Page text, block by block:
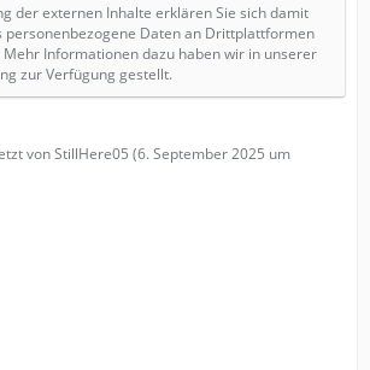
der externen Inhalte erklären Sie sich damit
personenbezogene Daten an Drittplattformen
Informationen dazu haben wir in unserer
zur Verfügung gestellt.
von StillHere05 (6. September 2025 um